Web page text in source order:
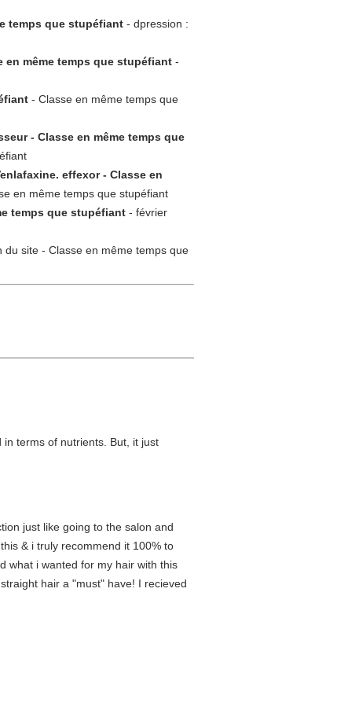
temps que stupéfiant - dpression :
même temps que stupéfiant -
- Classe en même temps que
- Classe en même temps que
effexor - Classe en
en même temps que stupéfiant
temps que stupéfiant - février
du site - Classe en même temps que
terms of nutrients. But, it just
just like going to the salon and
& i truly recommend it 100% to
what i wanted for my hair with this
hair a "must" have! I recieved